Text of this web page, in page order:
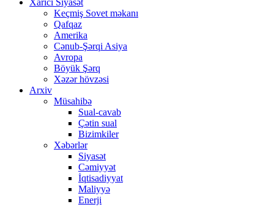
Xarici Siyasət
Keçmiş Sovet məkanı
Qafqaz
Amerika
Cənub-Şərqi Asiya
Avropa
Böyük Şərq
Xəzər hövzəsi
Arxiv
Müsahibə
Sual-cavab
Çətin sual
Bizimkiler
Xəbərlər
Siyasət
Cəmiyyət
İqtisadiyyat
Maliyyə
Enerji